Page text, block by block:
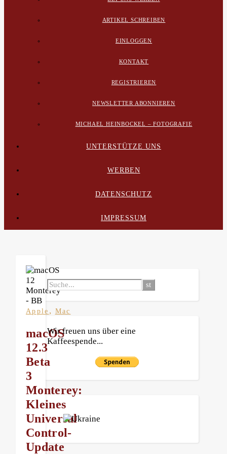
ARTIKEL SCHREIBEN
EINLOGGEN
KONTAKT
REGISTRIEREN
NEWSLETTER ABONNIEREN
MICHAEL HEINBOCKEL – FOTOGRAFIE
UNTERSTÜTZE UNS
WERBEN
DATENSCHUTZ
IMPRESSUM
Apple , Mac
macOS
12.3
Beta
3
Monterey:
Kleines
Universal
Control-
Update
Wir freuen uns über eine
Kaffeespende...